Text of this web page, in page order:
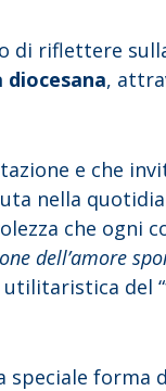
di riflettere
diocesana,
e che
nella
che ogni
dell’amore
del
speciale forma